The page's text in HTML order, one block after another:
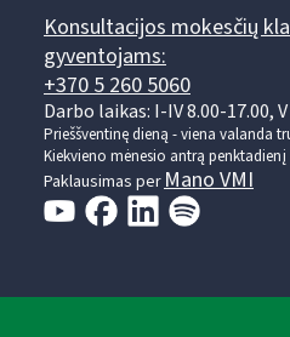
Konsultacijos mokesčių
gyventojams:
+370 5 260 5060
Darbo laikas: I-IV 8.00-17.00,
Prieššventinę dieną - viena valanda
Kiekvieno mėnesio antrą penktadienį
Paklausimas perMano VMI